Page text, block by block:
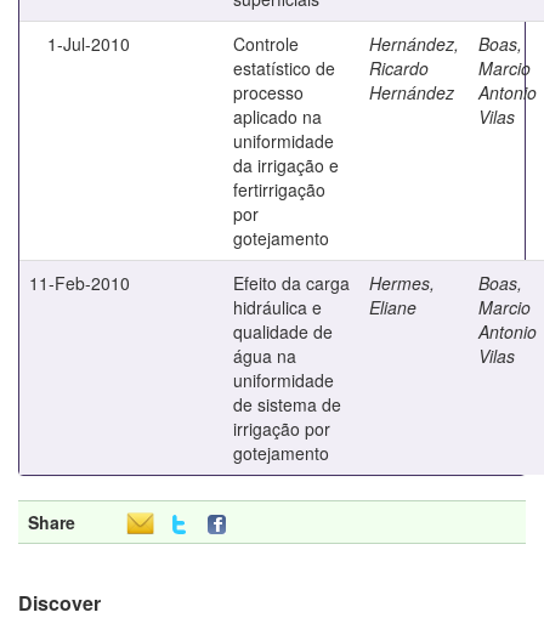
1-Jul-2010
Controle
estatístico de
processo
aplicado na
uniformidade
da irrigação e
fertirrigação
por
gotejamento
Hernández,
Ricardo
Hernández
Boas,
Marcio
Antonio
Vilas
11-Feb-2010
Efeito da carga
hidráulica e
qualidade de
água na
uniformidade
de sistema de
irrigação por
gotejamento
Hermes,
Eliane
Boas,
Marcio
Antonio
Vilas
Share
Discover